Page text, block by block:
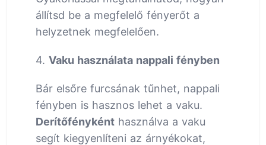
állítsd be a megfelelő fényerőt a
helyzetnek megfelelően.
4. Vaku használata nappali fényben
Bár elsőre furcsának tűnhet, nappali
fényben is hasznos lehet a vaku.
Derítőfényként használva a vaku
segít kiegyenlíteni az árnyékokat,